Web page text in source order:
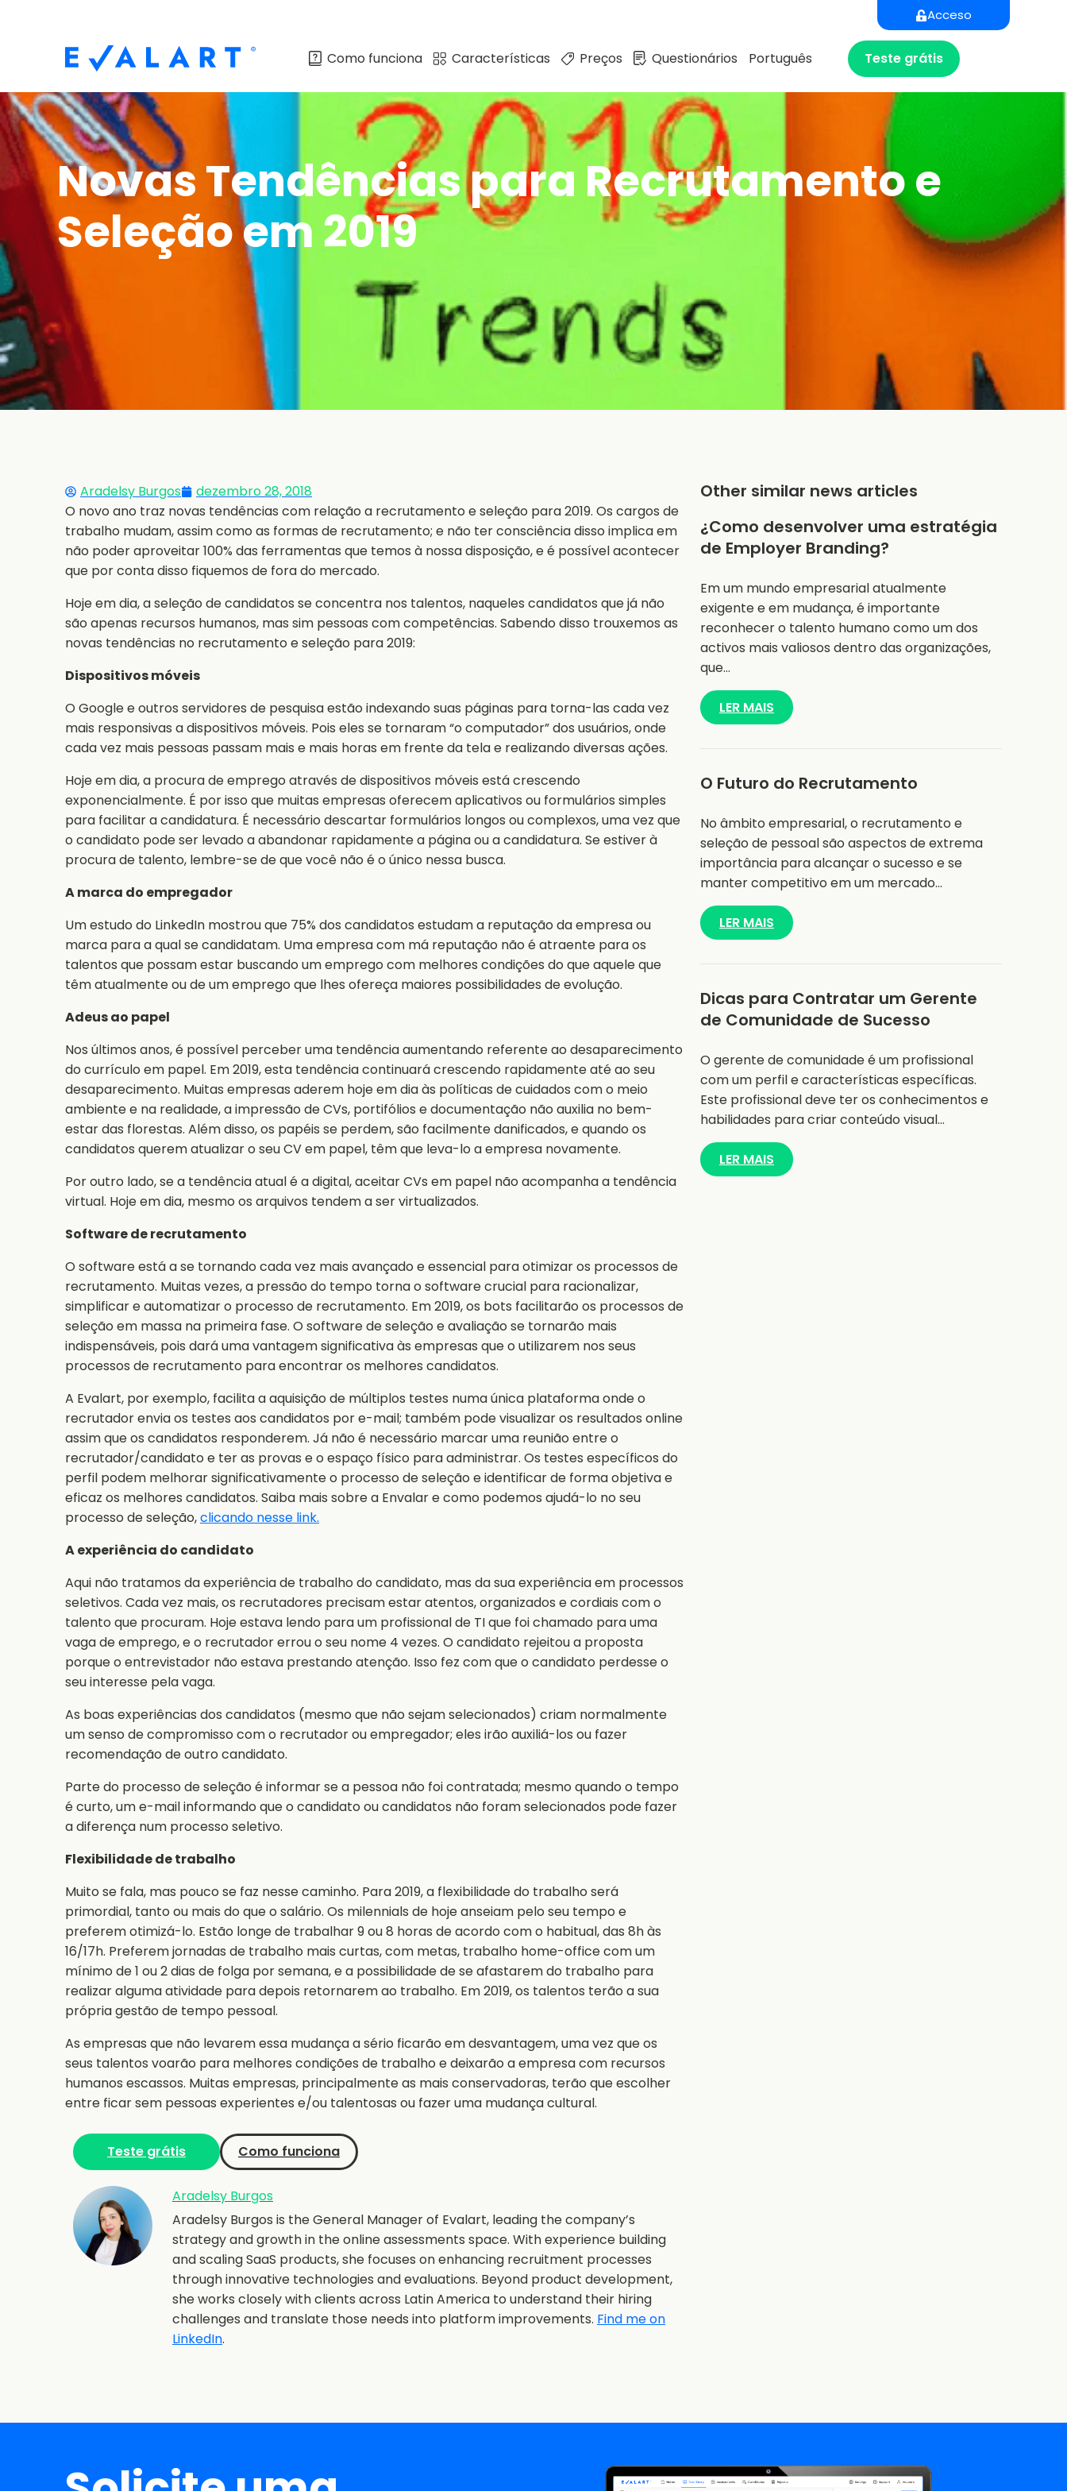
Acceso
Como funciona Características Preços Questionários Português Teste grátis
Novas Tendências para Recrutamento e
Seleção em 2019
Aradelsy Burgos
dezembro 28, 2018
O novo ano traz novas tendências com relação a recrutamento e seleção para 2019. Os cargos de
trabalho mudam, assim como as formas de recrutamento; e não ter consciência disso implica em
não poder aproveitar 100% das ferramentas que temos à nossa disposição, e é possível acontecer
que por conta disso fiquemos de fora do mercado.
Hoje em dia, a seleção de candidatos se concentra nos talentos, naqueles candidatos que já não
são apenas recursos humanos, mas sim pessoas com competências. Sabendo disso trouxemos as
novas tendências no recrutamento e seleção para 2019:
Dispositivos móveis
O Google e outros servidores de pesquisa estão indexando suas páginas para torna-las cada vez
mais responsivas a dispositivos móveis. Pois eles se tornaram “o computador” dos usuários, onde
cada vez mais pessoas passam mais e mais horas em frente da tela e realizando diversas ações.
Hoje em dia, a procura de emprego através de dispositivos móveis está crescendo
exponencialmente. É por isso que muitas empresas oferecem aplicativos ou formulários simples
para facilitar a candidatura. É necessário descartar formulários longos ou complexos, uma vez que
o candidato pode ser levado a abandonar rapidamente a página ou a candidatura. Se estiver à
procura de talento, lembre-se de que você não é o único nessa busca.
A marca do empregador
Um estudo do LinkedIn mostrou que 75% dos candidatos estudam a reputação da empresa ou
marca para a qual se candidatam. Uma empresa com má reputação não é atraente para os
talentos que possam estar buscando um emprego com melhores condições do que aquele que
têm atualmente ou de um emprego que lhes ofereça maiores possibilidades de evolução.
Adeus ao papel
Nos últimos anos, é possível perceber uma tendência aumentando referente ao desaparecimento
do currículo em papel. Em 2019, esta tendência continuará crescendo rapidamente até ao seu
desaparecimento. Muitas empresas aderem hoje em dia às políticas de cuidados com o meio
ambiente e na realidade, a impressão de CVs, portifólios e documentação não auxilia no bem-
estar das florestas. Além disso, os papéis se perdem, são facilmente danificados, e quando os
candidatos querem atualizar o seu CV em papel, têm que leva-lo a empresa novamente.
Por outro lado, se a tendência atual é a digital, aceitar CVs em papel não acompanha a tendência
virtual. Hoje em dia, mesmo os arquivos tendem a ser virtualizados.
Software de recrutamento
O software está a se tornando cada vez mais avançado e essencial para otimizar os processos de
recrutamento. Muitas vezes, a pressão do tempo torna o software crucial para racionalizar,
simplificar e automatizar o processo de recrutamento. Em 2019, os bots facilitarão os processos de
seleção em massa na primeira fase. O software de seleção e avaliação se tornarão mais
indispensáveis, pois dará uma vantagem significativa às empresas que o utilizarem nos seus
processos de recrutamento para encontrar os melhores candidatos.
A Evalart, por exemplo, facilita a aquisição de múltiplos testes numa única plataforma onde o
recrutador envia os testes aos candidatos por e-mail; também pode visualizar os resultados online
assim que os candidatos responderem. Já não é necessário marcar uma reunião entre o
recrutador/candidato e ter as provas e o espaço físico para administrar. Os testes específicos do
perfil podem melhorar significativamente o processo de seleção e identificar de forma objetiva e
eficaz os melhores candidatos. Saiba mais sobre a Envalar e como podemos ajudá-lo no seu
processo de seleção,clicando nesse link.
A experiência do candidato
Aqui não tratamos da experiência de trabalho do candidato, mas da sua experiência em processos
seletivos. Cada vez mais, os recrutadores precisam estar atentos, organizados e cordiais com o
talento que procuram. Hoje estava lendo para um profissional de TI que foi chamado para uma
vaga de emprego, e o recrutador errou o seu nome 4 vezes. O candidato rejeitou a proposta
porque o entrevistador não estava prestando atenção. Isso fez com que o candidato perdesse o
seu interesse pela vaga.
As boas experiências dos candidatos (mesmo que não sejam selecionados) criam normalmente
um senso de compromisso com o recrutador ou empregador; eles irão auxiliá-los ou fazer
recomendação de outro candidato.
Parte do processo de seleção é informar se a pessoa não foi contratada; mesmo quando o tempo
é curto, um e-mail informando que o candidato ou candidatos não foram selecionados pode fazer
a diferença num processo seletivo.
Flexibilidade de trabalho
Muito se fala, mas pouco se faz nesse caminho. Para 2019, a flexibilidade do trabalho será
primordial, tanto ou mais do que o salário. Os milennials de hoje anseiam pelo seu tempo e
preferem otimizá-lo. Estão longe de trabalhar 9 ou 8 horas de acordo com o habitual, das 8h às
16/17h. Preferem jornadas de trabalho mais curtas, com metas, trabalho home-office com um
mínimo de 1 ou 2 dias de folga por semana, e a possibilidade de se afastarem do trabalho para
realizar alguma atividade para depois retornarem ao trabalho. Em 2019, os talentos terão a sua
própria gestão de tempo pessoal.
As empresas que não levarem essa mudança a sério ficarão em desvantagem, uma vez que os
seus talentos voarão para melhores condições de trabalho e deixarão a empresa com recursos
humanos escassos. Muitas empresas, principalmente as mais conservadoras, terão que escolher
entre ficar sem pessoas experientes e/ou talentosas ou fazer uma mudança cultural.
Teste grátis Como funciona
Aradelsy Burgos
Aradelsy Burgos is the General Manager of Evalart, leading the company’s
strategy and growth in the online assessments space. With experience building
and scaling SaaS products, she focuses on enhancing recruitment processes
through innovative technologies and evaluations. Beyond product development,
she works closely with clients across Latin America to understand their hiring
challenges and translate those needs into platform improvements. Find me on
LinkedIn.
Other similar news articles
¿Como desenvolver uma estratégia
de Employer Branding?
Em um mundo empresarial atualmente
exigente e em mudança, é importante
reconhecer o talento humano como um dos
activos mais valiosos dentro das organizações,
que…
LER MAIS
O Futuro do Recrutamento
No âmbito empresarial, o recrutamento e
seleção de pessoal são aspectos de extrema
importância para alcançar o sucesso e se
manter competitivo em um mercado…
LER MAIS
Dicas para Contratar um Gerente
de Comunidade de Sucesso
O gerente de comunidade é um profissional
com um perfil e características específicas.
Este profissional deve ter os conhecimentos e
habilidades para criar conteúdo visual…
LER MAIS